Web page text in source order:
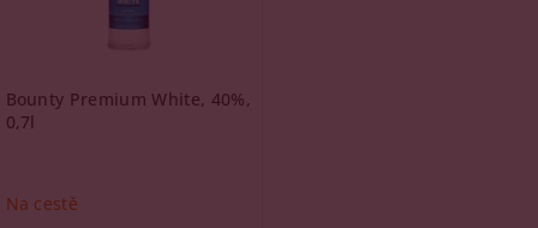
Bounty Premium White, 40%,
0,7l
Na cestě